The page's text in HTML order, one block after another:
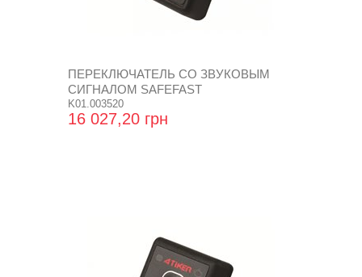
ПЕРЕКЛЮЧАТЕЛЬ СО ЗВУКОВЫМ
СИГНАЛОМ SAFEFAST
K01.003520
16 027,20 грн